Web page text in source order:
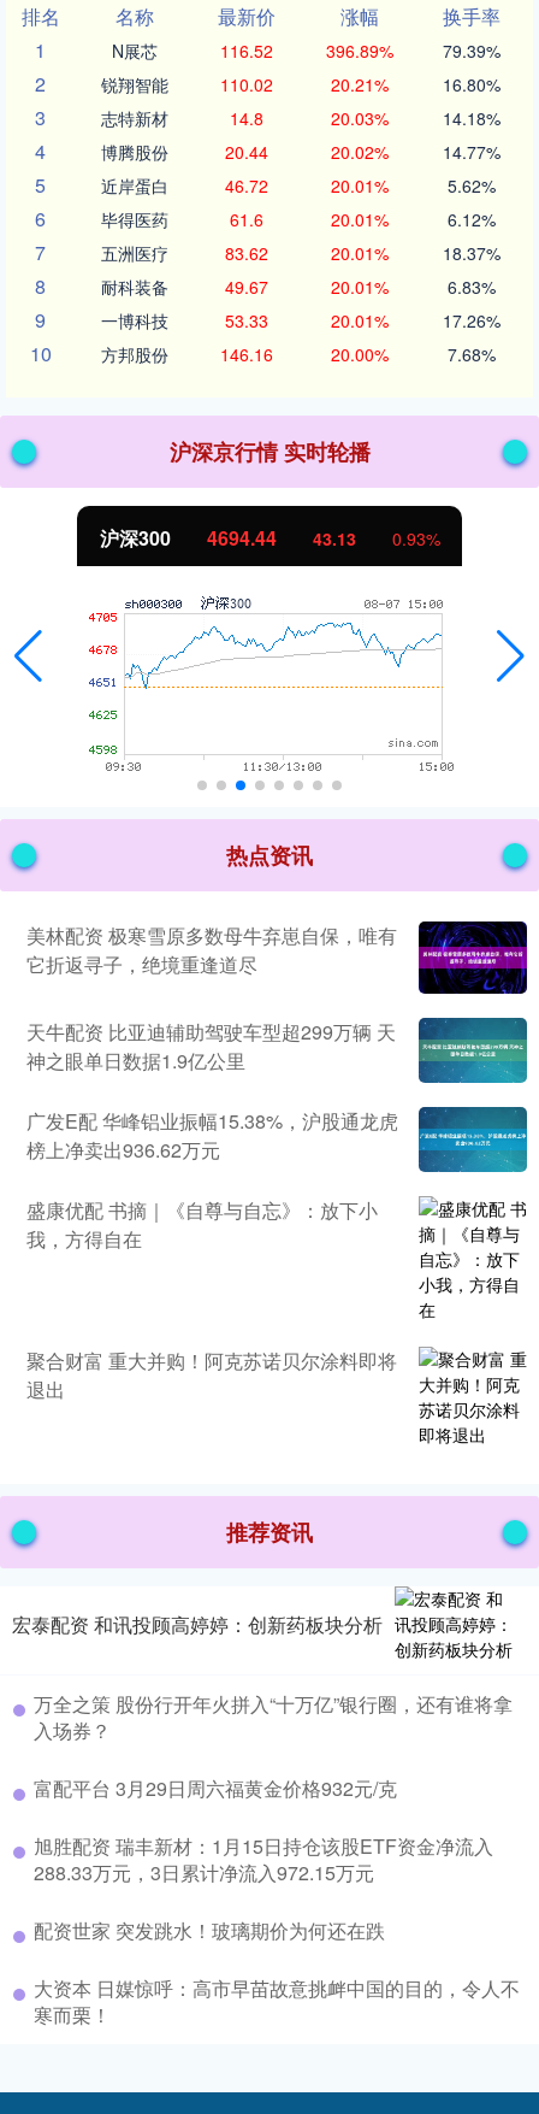
排名
名称 最新价 涨幅
换手率
1
N展芯 116.52 396.89% 79.39%
2 锐翔智能 110.02 20.21% 16.80%
3 志特新材 14.8 20.03% 14.18%
4 博腾股份 20.44 20.02% 14.77%
5 近岸蛋白 46.72 20.01% 5.62%
6 毕得医药 61.6 20.01% 6.12%
7 五洲医疗 83.62 20.01% 18.37%
8 耐科装备 49.67 20.01% 6.83%
9 一博科技 53.33 20.01% 17.26%
10 方邦股份 146.16 20.00% 7.68%
沪深京行情 实时轮播
沪深300 4694.44 43.13 0.93%
热点资讯
美林配资 极寒雪原多数母牛弃崽自保，唯有
它折返寻子，绝境重逢道尽
天牛配资 比亚迪辅助驾驶车型超299万辆 天
神之眼单日数据1.9亿公里
广发E配 华峰铝业振幅15.38%，沪股通龙虎
榜上净卖出936.62万元
盛康优配 书摘｜《自尊与自忘》：放下小
我，方得自在
聚合财富 重大并购！阿克苏诺贝尔涂料即将
退出
推荐资讯
宏泰配资 和讯投顾高婷婷：创新药板块分析
万全之策 股份行开年火拼入“十万亿”银行圈，还有谁将拿
入场券？
富配平台 3月29日周六福黄金价格932元/克
旭胜配资 瑞丰新材：1月15日持仓该股ETF资金净流入
288.33万元，3日累计净流入972.15万元
配资世家 突发跳水！玻璃期价为何还在跌
大资本 日媒惊呼：高市早苗故意挑衅中国的目的，令人不
寒而栗！